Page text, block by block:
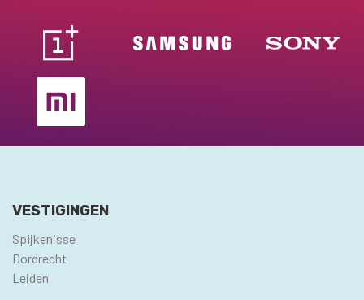
VESTIGINGEN
Spijkenisse
Dordrecht
Leiden